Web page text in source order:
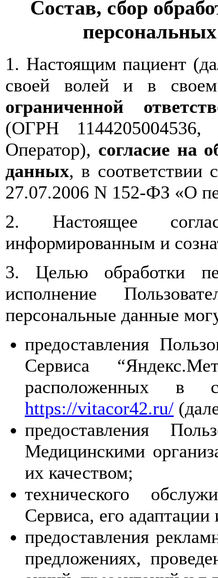
Состав, сбор
1. Настоящим пациент
своей волей и в
ограниченной
(ОГРН
Оператор), согласие на
данных, в соответствии
27.07.2006 N 152-ФЗ «О
2. Настоящее
информированным и
3. Целью обработки
исполнение
персональные данные
предоставления
Сервиса
расположенных в
https://vitacor42.ru/
предоставления
Медицинскими
их качеством;
технического
Сервиса, его
предоставления
предложениях,